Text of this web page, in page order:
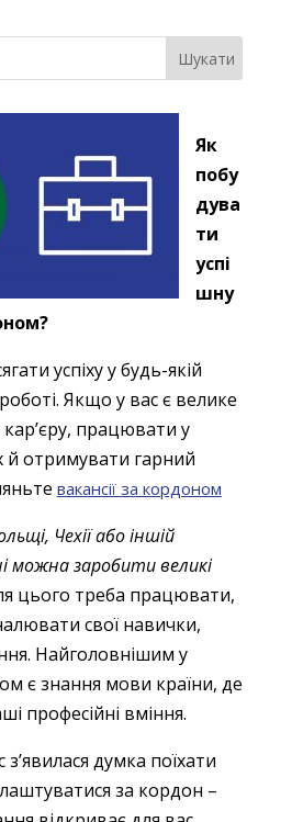
Як
побу
дува
ти
успі
шну
успіху у будь-якій
Якщо у вас є велике
працювати у
й отримувати гарний
вакансії за кордоном
Чехії або іншій
можна заробити великі
цього треба працювати,
свої навички,
Найголовнішим у
є знання мови країни, де
професійні вміння.
думка поїхати
за кордон –